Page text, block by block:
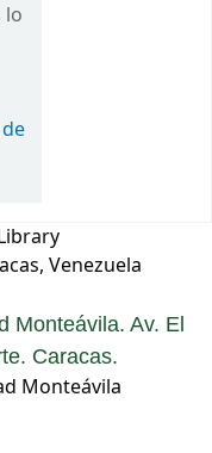
lo
Venezuela
Monteávila. Av. El
Caracas.
Monteávila